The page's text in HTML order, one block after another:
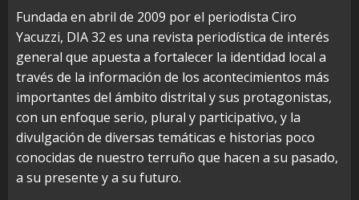
Fundada en abril de 2009 por el periodista Ciro
Yacuzzi, DIA 32 es una revista periodística de interés
general que apuesta a fortalecer la identidad local a
través de la información de los acontecimientos más
importantes del ámbito distrital y sus protagonistas,
con un enfoque serio, plural y participativo, y la
divulgación de diversas temáticas e historias poco
conocidas de nuestro terruño que hacen a su pasado,
a su presente y a su futuro.